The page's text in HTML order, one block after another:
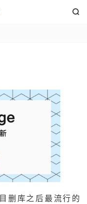

删库之后最流行的